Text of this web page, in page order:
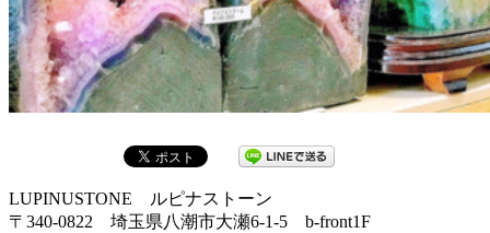
LUPINUSTONE ルピナストーン
〒340-0822 埼玉県八潮市大瀬6‐1‐5 b-front1F